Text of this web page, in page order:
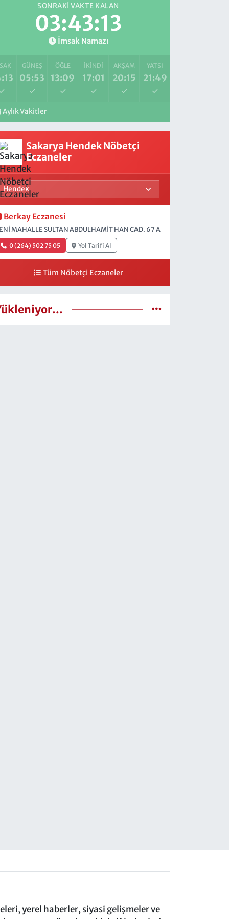
SONRAKI VAKTE KALAN
03:43:12
İmsak Namazı
GÜNEŞ
05:53
ÖĞLE
13:09
İKINDI
17:01
AKŞAM
20:15
YATSI
21:49
Aylık Vakitler
Sakarya Hendek Nöbetçi
Eczaneler
Berkay Eczanesi
MAHALLE SULTAN ABDULHAMİT HAN CAD. 67 A
0 (264) 502 75 05 Yol Tarifi Al
Tüm Nöbetçi Eczaneler
yerel haberler, siyasi gelişmeler ve